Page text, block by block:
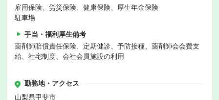
雇用保険、労災保険、健康保険、厚生年金保険
駐車場
手当・福利厚生備考
薬剤師賠償責任保険、定期健診、予防接種、薬剤師会会費支
給、社宅制度、会社会員施設の利用
勤務地・アクセス
山梨県甲斐市